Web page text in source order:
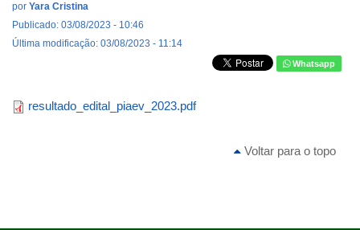
por Yara Cristina
Publicado: 03/08/2023 - 10:46
Última modificação: 03/08/2023 - 11:14
Whatsapp
resultado_edital_piaev_2023.pdf
Voltar para o topo